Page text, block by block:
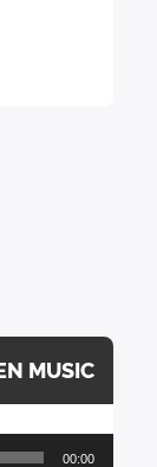
MUSIC
00:00